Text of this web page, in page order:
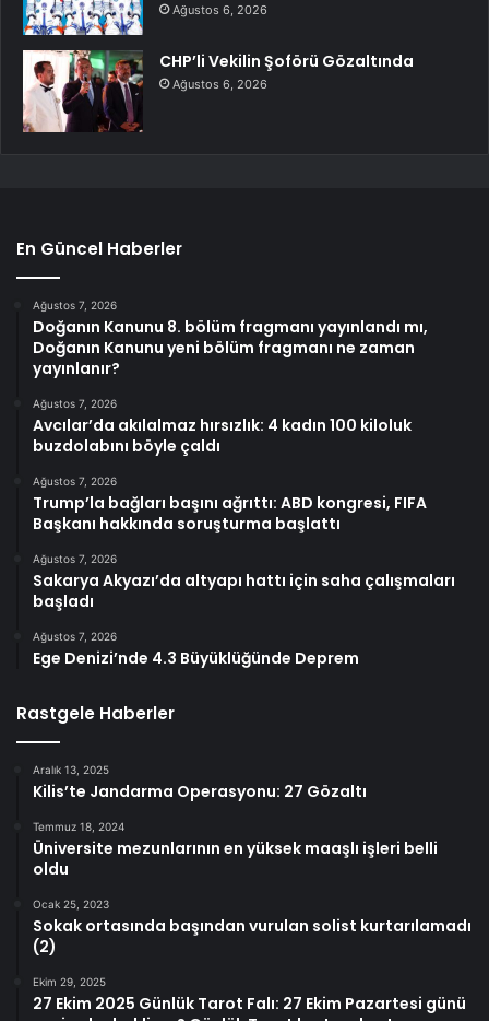
Ağustos 6, 2026
CHP’li Vekilin Şoförü Gözaltında
Ağustos 6, 2026
En Güncel Haberler
Ağustos 7, 2026
Doğanın Kanunu 8. bölüm fragmanı yayınlandı mı,
Doğanın Kanunu yeni bölüm fragmanı ne zaman
yayınlanır?
Ağustos 7, 2026
Avcılar’da akılalmaz hırsızlık: 4 kadın 100 kiloluk
buzdolabını böyle çaldı
Ağustos 7, 2026
Trump’la bağları başını ağrıttı: ABD kongresi, FIFA
Başkanı hakkında soruşturma başlattı
Ağustos 7, 2026
Sakarya Akyazı’da altyapı hattı için saha çalışmaları
başladı
Ağustos 7, 2026
Ege Denizi’nde 4.3 Büyüklüğünde Deprem
Rastgele Haberler
Aralık 13, 2025
Kilis’te Jandarma Operasyonu: 27 Gözaltı
Temmuz 18, 2024
Üniversite mezunlarının en yüksek maaşlı işleri belli
oldu
Ocak 25, 2023
Sokak ortasında başından vurulan solist kurtarılamadı
(2)
Ekim 29, 2025
27 Ekim 2025 Günlük Tarot Falı: 27 Ekim Pazartesi günü